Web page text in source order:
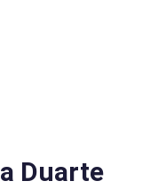
Duarte